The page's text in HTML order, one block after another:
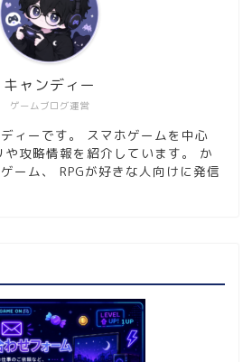
ゲームブログ運営
キャンディー
ィーです。 スマホゲームを中心
や攻略情報を紹介しています。 か
ーム、 RPGが好きな人向けに発信